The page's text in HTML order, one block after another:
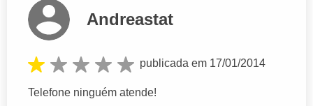
Andreastat
publicada em 17/01/2014
Telefone ninguém atende!